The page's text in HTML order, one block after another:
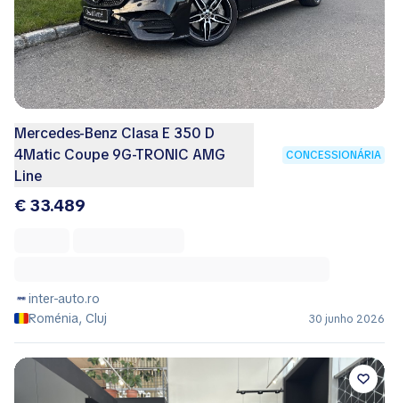
Mercedes-Benz Clasa E 350 D
4Matic Coupe 9G-TRONIC AMG
Line
CONCESSIONÁRIA
€ 33.489
inter-auto.ro
Roménia, Cluj
30 junho 2026